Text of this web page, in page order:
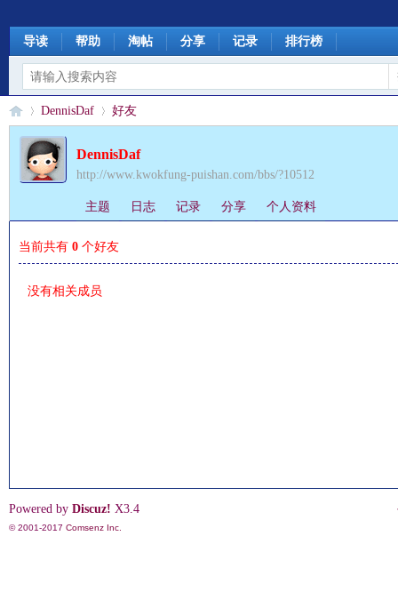
导读 帮助 淘帖 分享 记录 排行榜
›
DennisDaf 好友
DennisDaf
http://www.kwokfung-puishan.com/bbs/?10512
主题 日志 记录 分享 个人资料
当前共有 0个好友
没有相关成员
Powered by Discuz! X3.4
© 2001-2017 Comsenz Inc.